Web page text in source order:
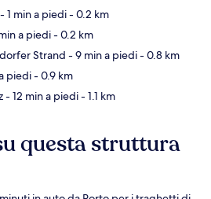
- 1 min a piedi- 0.2 km
a piedi- 0.2 km
Strand - 9 min a piedi- 0.8 km
piedi- 0.9 km
- 12 min a piedi- 1.1 km
questa struttura